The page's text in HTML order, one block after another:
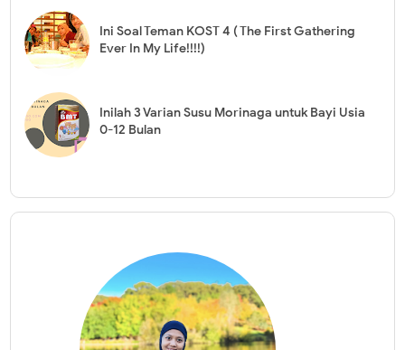
Ini Soal Teman KOST 4 ( The First Gathering
Ever In My Life!!!!)
Inilah 3 Varian Susu Morinaga untuk Bayi Usia
0-12 Bulan